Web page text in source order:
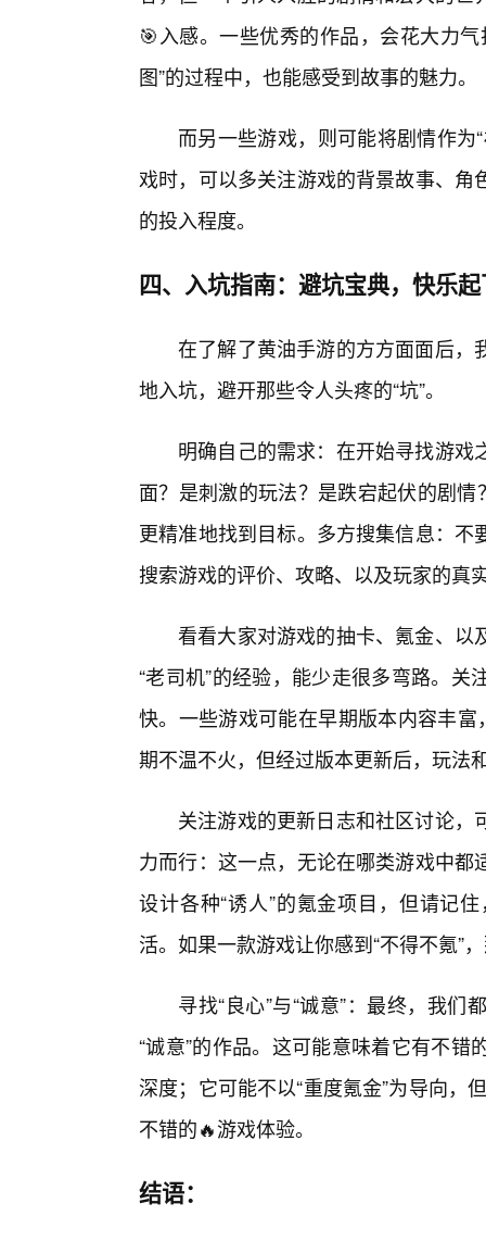
🎯入感。一些优秀的作品，会花大力
图”的过程中，也能感受到故事的魅力。
而另一些游戏，则可能将剧情作为
戏时，可以多关注游戏的背景故事、
的投入程度。
四、入坑指南：避坑宝典，快乐
在了解了黄油手游的方方面面后
地入坑，避开那些令人头疼的“坑”。
明确自己的需求：在开始寻找游
面？是刺激的玩法？是跌宕起伏的剧
更精准地找到目标。多方搜集信息：
搜索游戏的评价、攻略、以及玩家的真
看看大家对游戏的抽卡、氪金、以
“老司机”的经验，能少走很多弯路。
快。一些游戏可能在早期版本内容丰
期不温不火，但经过版本更新后，玩法
关注游戏的更新日志和社区讨论
力而行：这一点，无论在哪类游戏中
设计各种“诱人”的氪金项目，但请记
活。如果一款游戏让你感到“不得不氪”
寻找“良心”与“诚意”：最终，我
“诚意”的作品。这可能意味着它有不
深度；它可能不以“重度氪金”为导向，
不错的🔥游戏体验。
结语：